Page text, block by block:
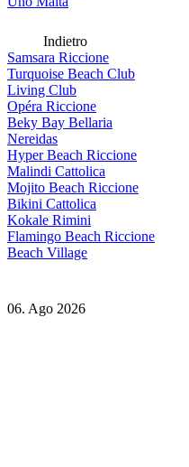
Indietro
Samsara Riccione
Turquoise Beach Club
Living Club
Opéra Riccione
Beky Bay Bellaria
Nereidas
Hyper Beach Riccione
Malindi Cattolica
Mojito Beach Riccione
Bikini Cattolica
Kokale Rimini
Flamingo Beach Riccione
Beach Village
06. Ago 2026